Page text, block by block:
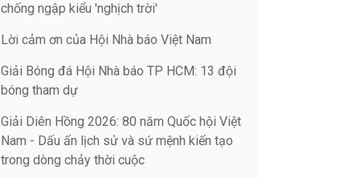
chống ngập kiểu 'nghịch trời'
Lời cảm ơn của Hội Nhà báo Việt Nam
Giải Bóng đá Hội Nhà báo TP HCM: 13 đội
bóng tham dự
Giải Diên Hồng 2026: 80 năm Quốc hội Việt
Nam - Dấu ấn lịch sử và sứ mệnh kiến tạo
trong dòng chảy thời cuộc